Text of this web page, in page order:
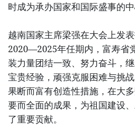
时成为承办国家和国际盛事的中
越南国家主席梁强在大会上发
2020—2025年任期内，富寿省
装力量团结一致、努力奋斗，
宝贵经验，顽强克服困难与挑
果断而富有创造性措施，在大
要而全面的成果，为祖国建设
了重要贡献。